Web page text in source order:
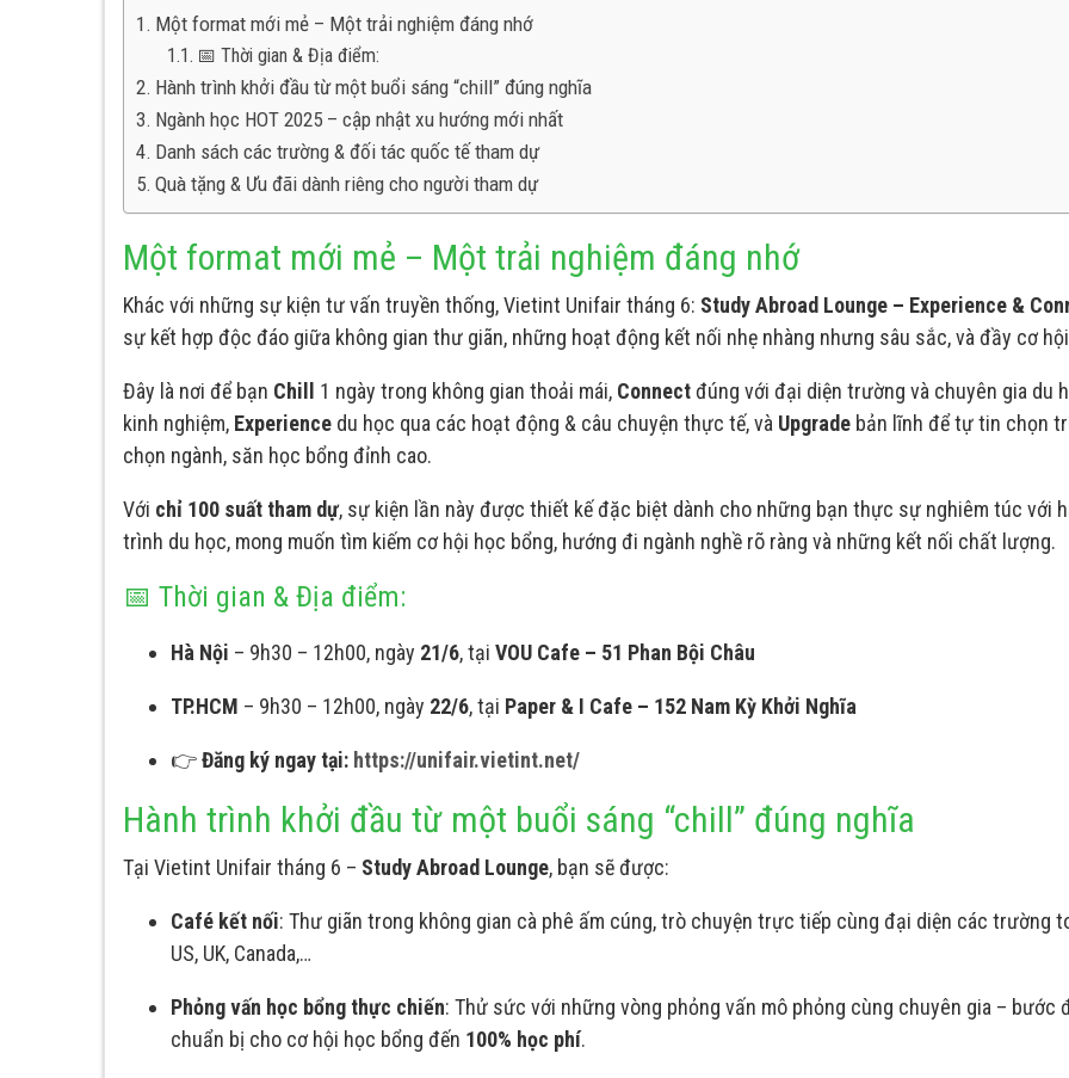
Một format mới mẻ – Một trải nghiệm đáng nhớ
📅 Thời gian & Địa điểm:
Hành trình khởi đầu từ một buổi sáng “chill” đúng nghĩa
Ngành học HOT 2025 – cập nhật xu hướng mới nhất
Danh sách các trường & đối tác quốc tế tham dự
Quà tặng & Ưu đãi dành riêng cho người tham dự
Một format mới mẻ – Một trải nghiệm đáng nhớ
Khác với những sự kiện tư vấn truyền thống, Vietint Unifair tháng 6: Study Abroad Lounge – Experience &
sự kết hợp độc đáo giữa không gian thư giãn, những hoạt động kết nối nhẹ nhàng nhưng sâu sắc, và đầy cơ
Đây là nơi để bạn Chill 1 ngày trong không gian thoải mái, Connectđúng với đại diện trường và chuyên gia du
kinh nghiệm, Experience du học qua các hoạt động & câu chuyện thực tế, và Upgrade bản lĩnh để tự tin chọn
chọn ngành, săn học bổng đỉnh cao.
Với chỉ 100 suất tham dự, sự kiện lần này được thiết kế đặc biệt dành cho những bạn thực sự nghiêm túc với
trình du học, mong muốn tìm kiếm cơ hội học bổng, hướng đi ngành nghề rõ ràng và những kết nối chất lượng.
📅 Thời gian & Địa điểm:
Hà Nội – 9h30 – 12h00, ngày 21/6, tại VOU Cafe – 51 Phan Bội Châu
TP.HCM – 9h30 – 12h00, ngày 22/6, tại Paper & I Cafe – 152 Nam Kỳ Khởi Nghĩa
👉Đăng ký ngay tại: https://unifair.vietint.net/
Hành trình khởi đầu từ một buổi sáng “chill” đúng nghĩa
Tại Vietint Unifair tháng 6 – Study Abroad Lounge, bạn sẽ được:
Café kết nối: Thư giãn trong không gian cà phê ấm cúng, trò chuyện trực tiếp cùng đại diện các trường
US, UK, Canada,…
Phỏng vấn học bổng thực chiến: Thử sức với những vòng phỏng vấn mô phỏng cùng chuyên gia – bước
chuẩn bị cho cơ hội học bổng đến 100% học phí.